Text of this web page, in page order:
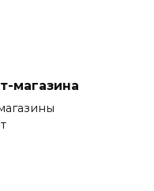
магазина